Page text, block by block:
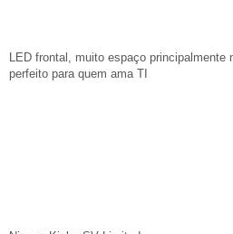
LED frontal, muito espaço principalmente
perfeito para quem ama TI